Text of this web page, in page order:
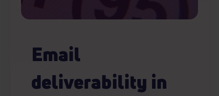
Email
deliverability in